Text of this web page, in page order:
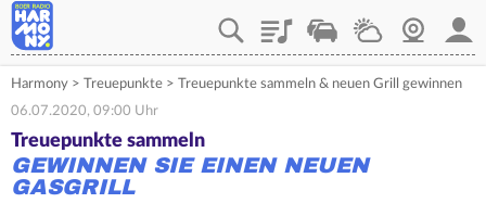
PlaylistVerkehrWetterWebcam
Harmony > Treuepunkte > Treuepunkte sammeln & neuen Grill gewinnen
06.07.2020, 09:00 Uhr
Treuepunkte sammeln
GEWINNEN SIE EINEN NEUEN
GASGRILL